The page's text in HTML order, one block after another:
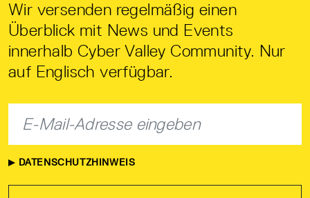
Wir versenden regelmäßig einen
Überblick mit News und Events
innerhalb Cyber Valley Community. Nur
auf Englisch verfügbar.
DATENSCHUTZHINWEIS